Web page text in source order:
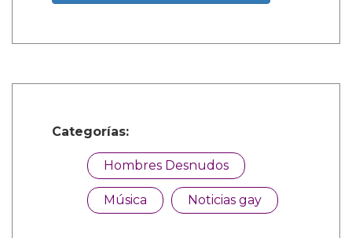
Categorías:
Hombres Desnudos
Música Noticias gay